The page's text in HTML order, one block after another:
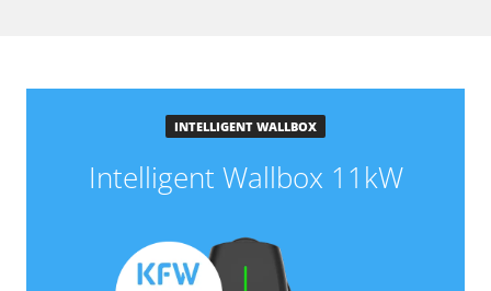
INTELLIGENT WALLBOX
Intelligent Wallbox 11kW